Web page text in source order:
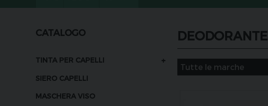
CATALOGO
TINTA PER CAPELLI +
SIERO CAPELLI
MASCHERA VISO
DEODORANTE